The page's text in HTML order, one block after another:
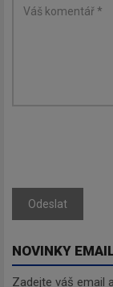
Odeslat
NOVINKY
Zadejte váš email